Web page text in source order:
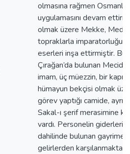
olmasına rağmen
uygulamasını devam
olmak üzere Mekke,
topraklarla imparatorluğun
eserleri inşa ettirmiştir.
Çırağan’da bulunan
imam, üç müezzin, bir
hümayun bekçisi olmak
görev yaptığı camide,
Sakal-ı şerif merasimine
vardı. Personelin giderleri
dahilinde bulunan
gelirlerden